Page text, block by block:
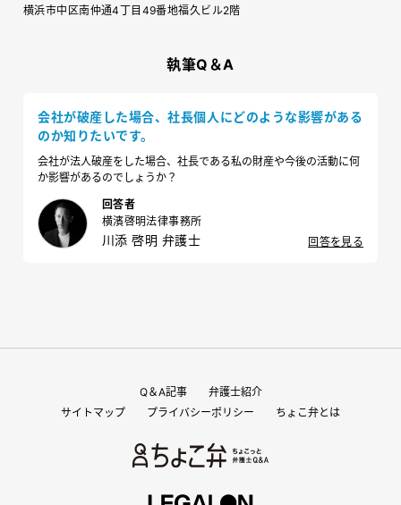
横浜市中区南仲通4丁目49番地福久ビル2階
執筆Q＆A
会社が破産した場合、社長個人にどのような影響がある
のか知りたいです。
会社が法人破産をした場合、社長である私の財産や今後の活動に何
か影響があるのでしょうか？
回答者
横濱啓明法律事務所
川添 啓明 弁護士 回答を見る
Q＆A記事
弁護士紹介
サイトマップ
プライバシーポリシー ちょこ弁とは